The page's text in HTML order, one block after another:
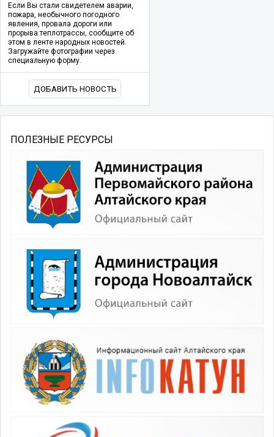
Если Вы стали свидетелем аварии,
пожара, необычного погодного
явления, провала дороги или
прорыва теплотрассы, сообщите об
этом в ленте народных новостей.
Загружайте фотографии через
специальную форму.
ДОБАВИТЬ НОВОСТЬ
ПОЛЕЗНЫЕ РЕСУРСЫ